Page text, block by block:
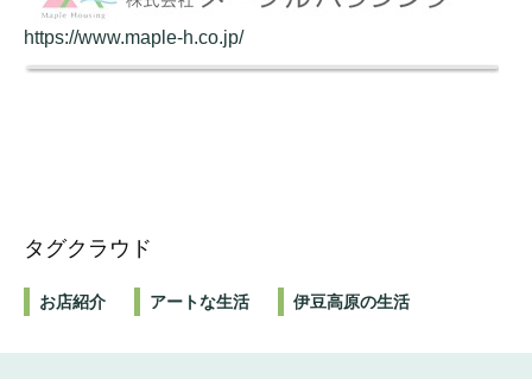
https://www.maple-h.co.jp/
タグクラウド
お店紹介 アートな生活 伊豆高原の生活